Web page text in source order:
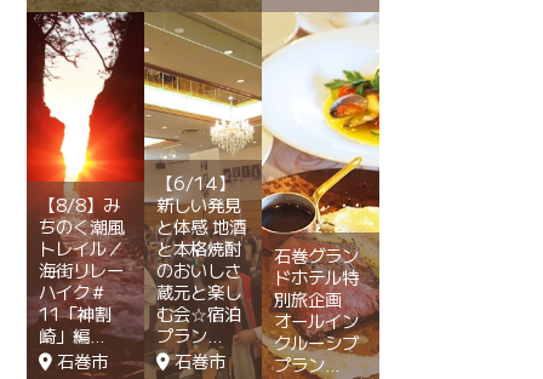
【8/8】み
ちのく潮風
トレイル／
海街リレー
ハイク＃
11「神割
崎」編
石巻市
【6/14】
新しい発見
と体感 地酒
と本格焼酎
のおいしさ
蔵元と楽し
む会☆宿泊
プラン
石巻市
石巻グラン
ドホテル特
別旅企画
オールイン
クルーシブ
プラン